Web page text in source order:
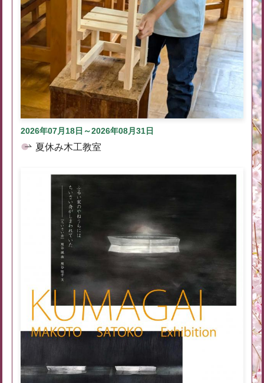
2026年07月18日～2026年08月31日
夏休み木工教室